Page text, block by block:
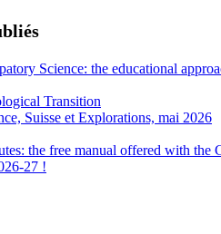
Science: the educational
Transition
Suisse et Explorations, mai 2026
the free manual offered with the
27 !